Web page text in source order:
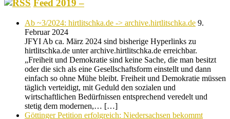
Feed 2019 –
Ab ~3/2024: hirtlitschka.de -> archive.hirtlitschka.de 9.
Februar 2024
JFYI Ab ca. März 2024 sind bisherige Hyperlinks zu
hirtlitschka.de unter archive.hirtlitschka.de erreichbar.
„Freiheit und Demokratie sind keine Sache, die man besitzt
oder die sich als eine Gesellschaftsform einstellt und dann
einfach so ohne Mühe bleibt. Freiheit und Demokratie müssen
täglich verteidigt, mit Geduld den sozialen und
wirtschaftlichen Bedürfnissen entsprechend veredelt und
stetig dem modernen,… […]
Göttinger Petition erfolgreich: Niedersachsen bekommt